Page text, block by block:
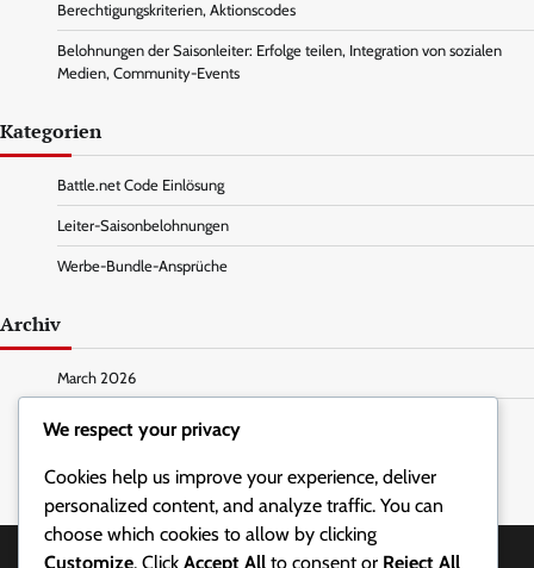
Berechtigungskriterien, Aktionscodes
Belohnungen der Saisonleiter: Erfolge teilen, Integration von sozialen
Medien, Community-Events
Kategorien
Battle.net Code Einlösung
Leiter-Saisonbelohnungen
Werbe-Bundle-Ansprüche
Archiv
March 2026
February 2026
We respect your privacy
Cookies help us improve your experience, deliver
personalized content, and analyze traffic. You can
choose which cookies to allow by clicking
Customize. Click Accept All to consent or Reject All